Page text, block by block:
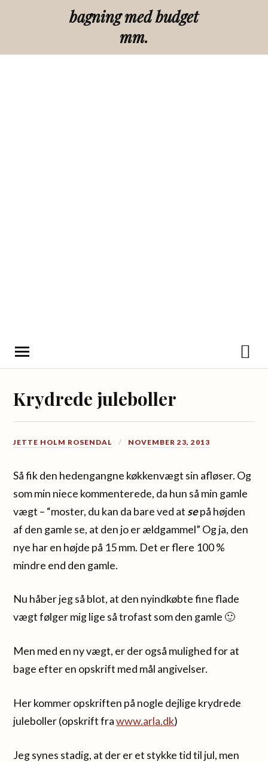
bagning med budget
mm.
Krydrede juleboller
JETTE HOLM ROSENDAL NOVEMBER 23, 2013
Så fik den hedengangne køkkenvægt sin afløser. Og
som min niece kommenterede, da hun så min gamle
vægt – “moster, du kan da bare ved at sepå højden
af den gamle se, at den jo er ældgammel” Og ja, den
nye har en højde på 15 mm. Det er flere 100 %
mindre end den gamle.
Nu håber jeg så blot, at den nyindkøbte fine flade
vægt følger mig lige så trofast som den gamle 🙂
Men med en ny vægt, er der også mulighed for at
bage efter en opskrift med mål angivelser.
Her kommer opskriften på nogle dejlige krydrede
juleboller (opskrift frawww.arla.dk)
Jeg synes stadig, at der er et stykke tid til jul, men